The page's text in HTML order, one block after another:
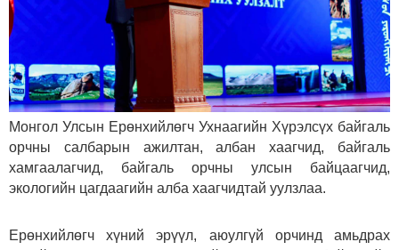
Монгол Улсын Ерөнхийлөгч Ухнаагийн Хүрэлсүх байгаль
орчны салбарын ажилтан, албан хаагчид, байгаль
хамгаалагчид, байгаль орчны улсын байцаагчид,
экологийн цагдаагийн алба хаагчидтай уулзлаа.
Ерөнхийлөгч хүний эрүүл, аюулгүй орчинд амьдрах